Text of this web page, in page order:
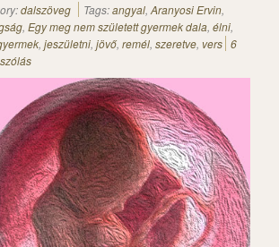
dalszöveg Tags:angyal, Aranyosi Ervin,
, Egy meg nem született gyermek dala, élni,
, jeszületni, jövő, remél, szeretve, vers 6